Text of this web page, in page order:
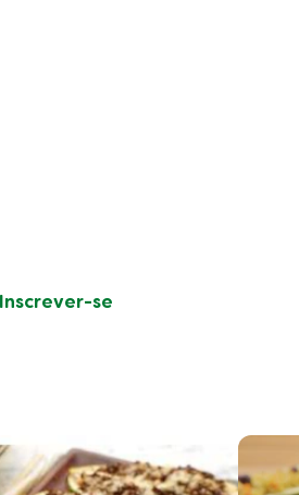
e truques
culinárias e nós
Inscrever-se